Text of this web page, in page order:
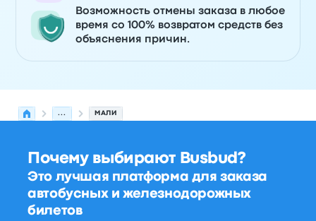
Возможность отмены заказа в любое
время со 100% возвратом средств без
объяснения причин.
... МАЛИ
Почему выбирают Busbud?
Это лучшая платформа для заказа
автобусных и железнодорожных
билетов